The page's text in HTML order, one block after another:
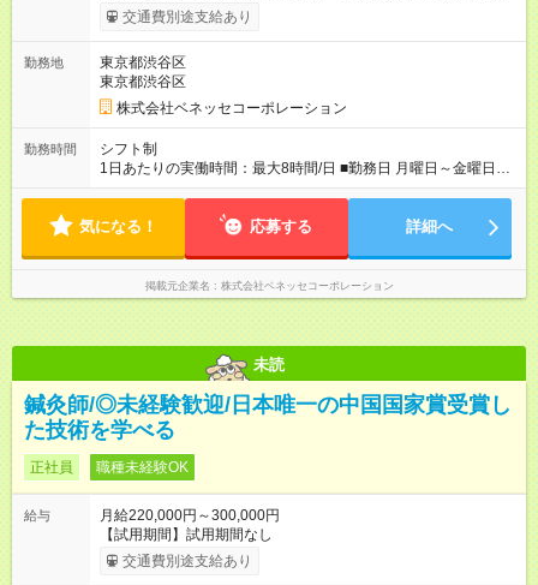
試用期間の長さ：6ヶ月 ※ 雇用形態と給与に、本採用時と異なる
部分があります。 雇用形態：アルバイト・パート採用 給与：時
はアルバイトの雇用形態となります。2ヶ月経過後、4ヶ月間は
試用期間終了後と同様の待遇となります。
交通費別途支給あり
勤務地
東京都渋谷区
東京都渋谷区
株式会社ベネッセコーポレーション
勤務時間
シフト制
1日あたりの実働時間：最大8時間/日 ■勤務日 月曜日～金曜日
（土日祝休み） ■勤務時間 8:30～17:30（うち休憩１時間）の実
務作業は帰宅後の好きな時間でOK！ 【休暇】 ◆夏期休暇 ◆年末
日）の参加必須
気になる！ 応募する 詳細へ
掲載元企業名 株式会社ベネッセコーポレーション
未読
鍼灸師/◎未経験歓迎/日本唯一の中国国家賞受賞し
た技術を学べる
正社員 職種未経験OK
給与
月給220,000円～300,000円
【試用期間】試用期間なし
交通費別途支給あり